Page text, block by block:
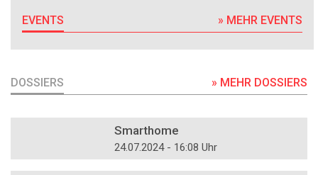
EVENTS » MEHR EVENTS
DOSSIERS » MEHR DOSSIERS
Smarthome
24.07.2024 - 16:08 Uhr